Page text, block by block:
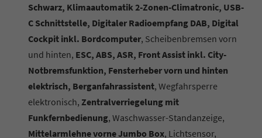
Schwarz, Klimaautomatik 2-Zonen-Climatronic, USB-
C Schnittstelle, Digitaler Radioempfang DAB, Digital
Cockpit inkl. Bordcomputer, Scheibenbremsen vorn
und hinten, ESC, ABS, ASR, Front Assist inkl. City-
Notbremsfunktion, Fensterheber vorn und hinten
elektrisch, Berganfahrassistent, Wegfahrsperre
elektronisch, Zentralverriegelung mit
Funkfernbedienung, Waschwasser-Standanzeige,
Mittelarmlehne vorne Jumbo Box, Lichtsensor,